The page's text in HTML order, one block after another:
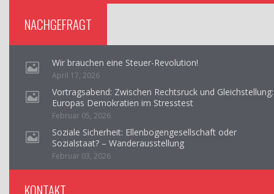
NACHGEFRAGT
Wir brauchen eine Steuer-Revolution!
April 17, 2026
Vortragsabend: Zwischen Rechtsruck und Gleichstellung:
Europas Demokratien im Stresstest
Februar 05, 2026
Soziale Sicherheit: Ellenbogengesellschaft oder
Sozialstaat? – Wanderausstellung
Februar 03, 2026
KONTAKT